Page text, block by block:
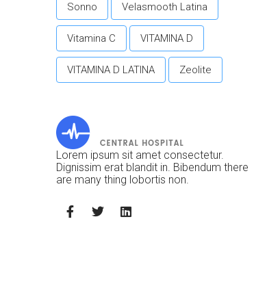
Sonno Velasmooth Latina
Vitamina C VITAMINA D
VITAMINA D LATINA Zeolite
Lorem ipsum sit amet consectetur.
Dignissim erat blandit in. Bibendum there
are many thing lobortis non.